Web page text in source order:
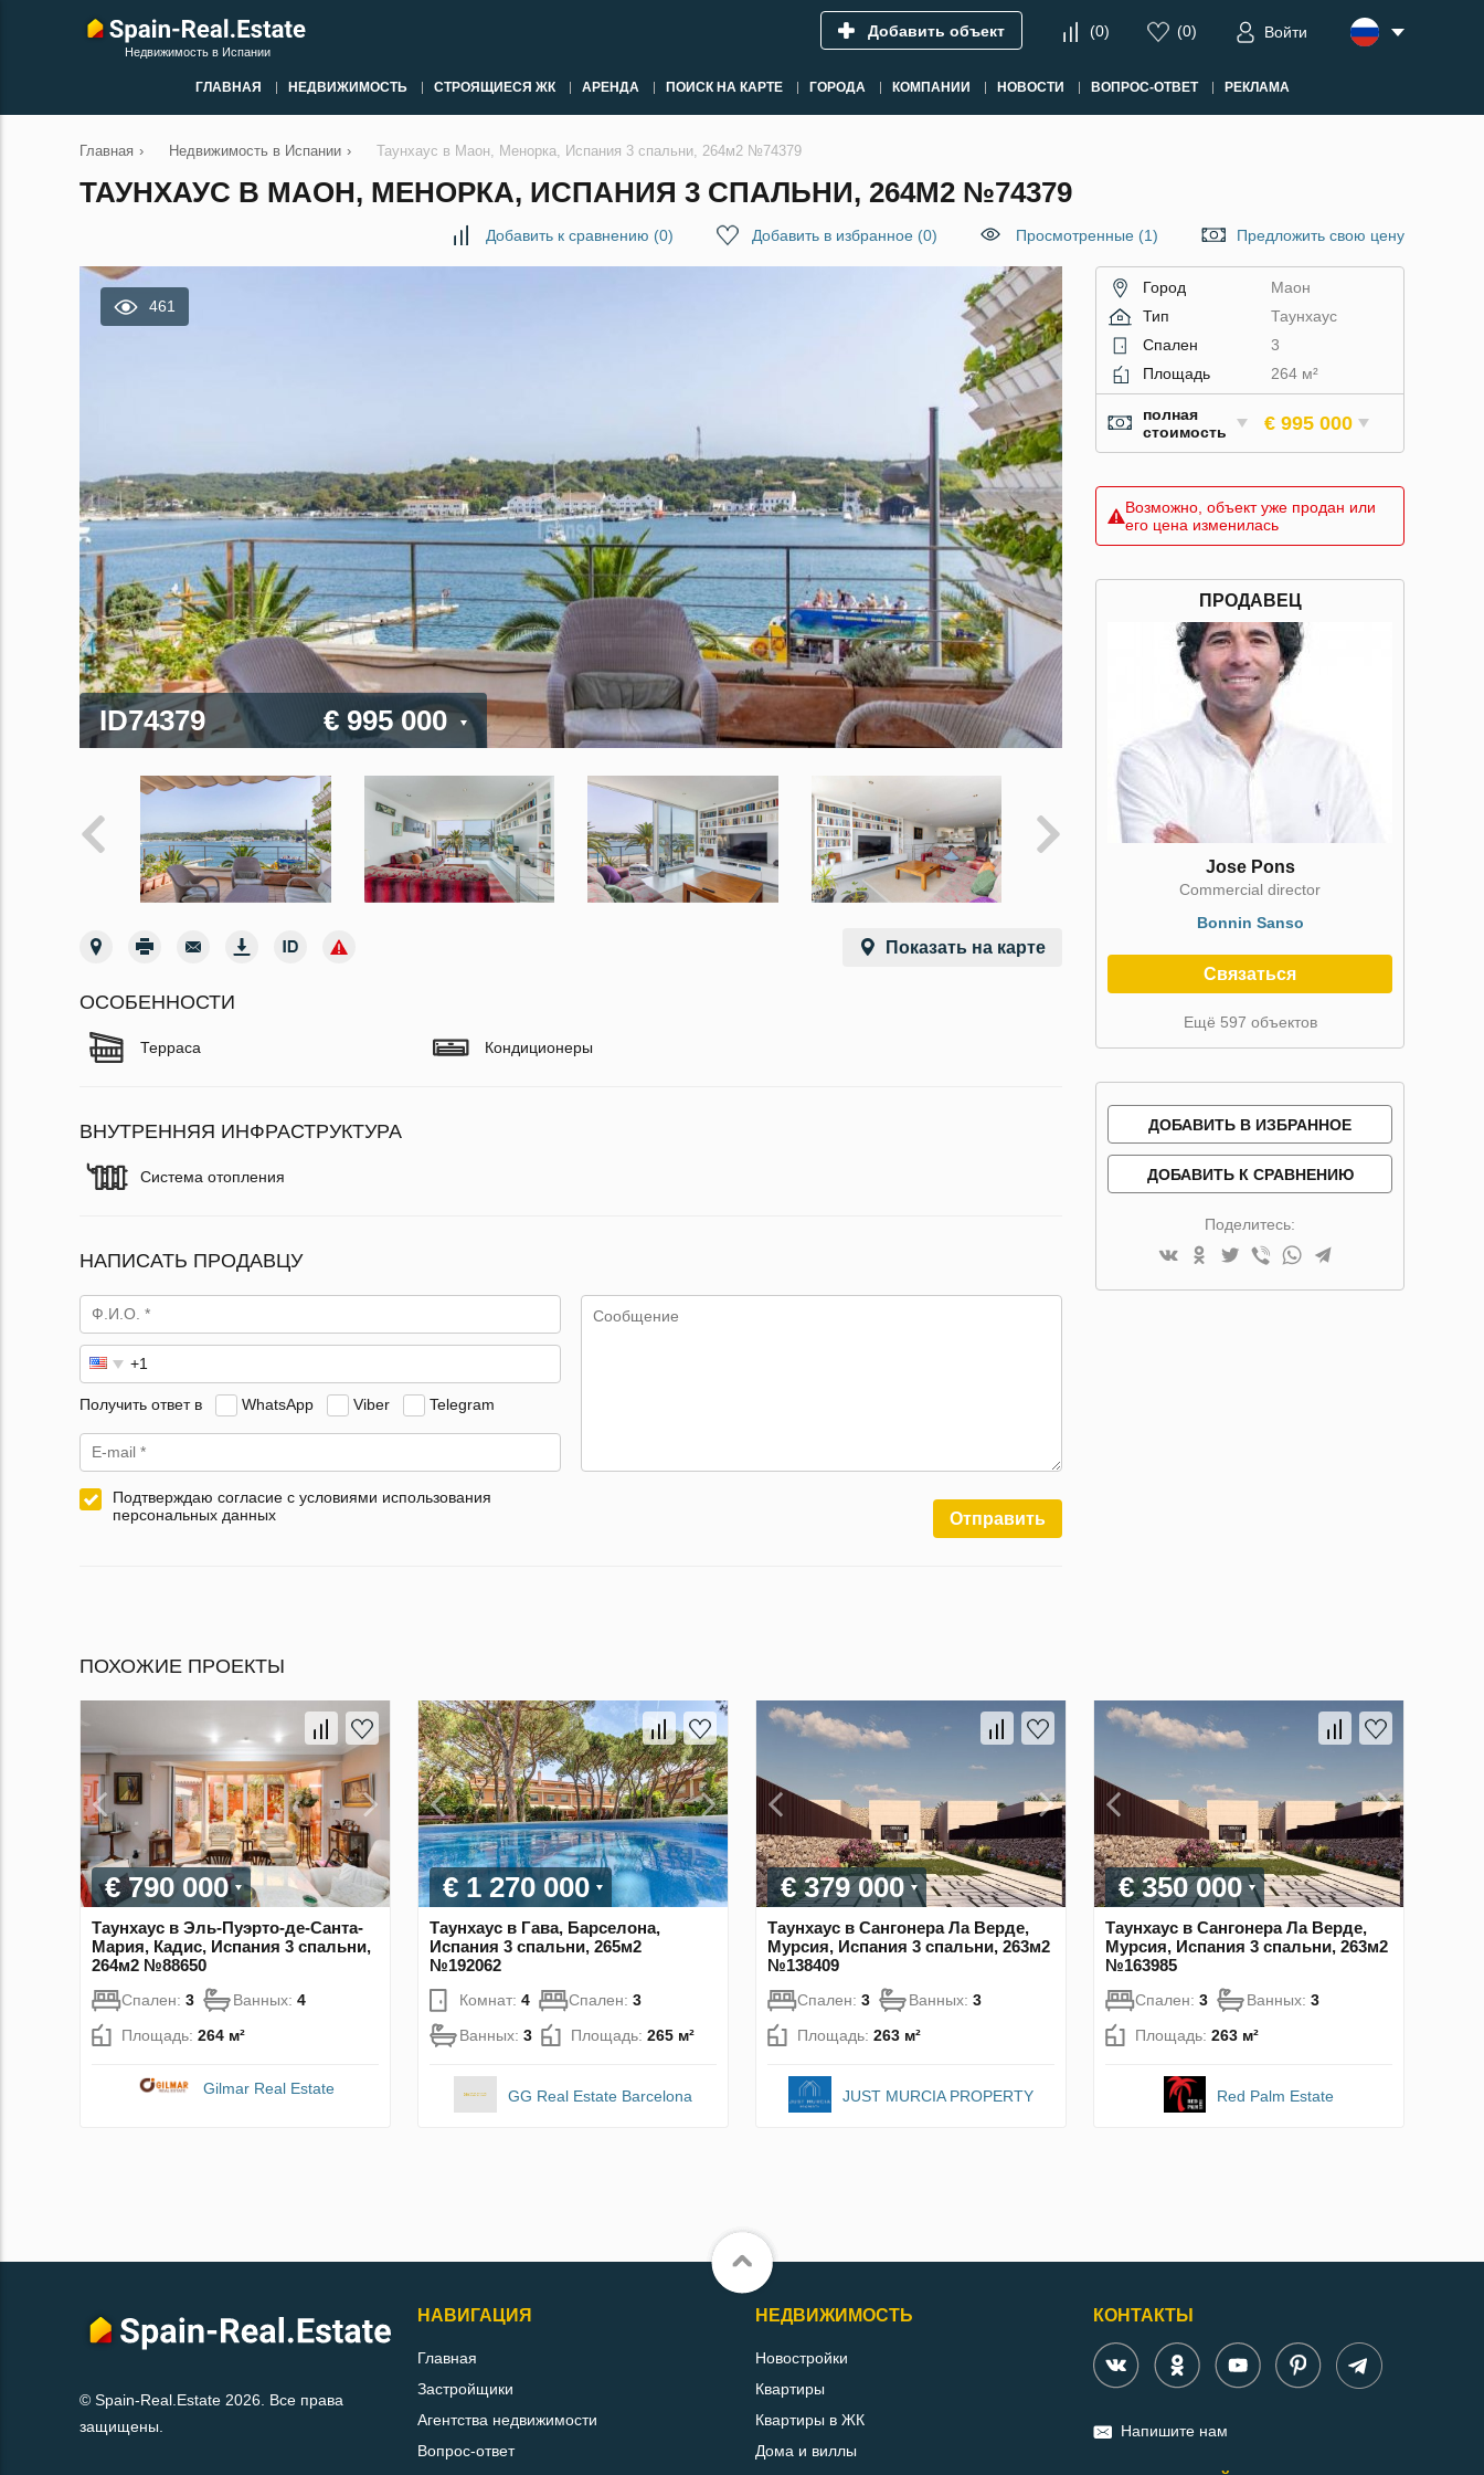
Недвижимость в Испании
Добавить объект (0) (0) Войти
ГЛАВНАЯ НЕДВИЖИМОСТЬ СТРОЯЩИЕСЯ ЖК АРЕНДА ПОИСК НА КАРТЕ ГОРОДА КОМПАНИИ НОВОСТИ ВОПРОС-ОТВЕТ РЕКЛАМА
Главная › Недвижимость в Испании › Таунхаус в Маон, Менорка, Испания 3 спальни, 264м2 №74379
ТАУНХАУС В МАОН, МЕНОРКА, ИСПАНИЯ 3 СПАЛЬНИ, 264М2 №74379
Добавить к сравнению (0) Добавить в избранное (0) Просмотренные (1) Предложить свою цену
461
ID74379 € 995 000
Показать на карте
ОСОБЕННОСТИ
Терраса Кондиционеры
ВНУТРЕННЯЯ ИНФРАСТРУКТУРА
Система отопления
НАПИСАТЬ ПРОДАВЦУ
Получить ответ в WhatsApp Viber Telegram
Подтверждаю согласие с условиями использования
персональных данных
Отправить
Город
Маон
Тип
Таунхаус
Спален
3
Площадь
264 м²
полная
стоимость
€ 995 000
Возможно, объект уже продан или
его цена изменилась
ПРОДАВЕЦ
Jose Pons
Commercial director
Bonnin Sanso
Связаться
Ещё 597 объектов
ДОБАВИТЬ В ИЗБРАННОЕ
ДОБАВИТЬ К СРАВНЕНИЮ
Поделитесь:
ПОХОЖИЕ ПРОЕКТЫ
€ 790 000
Таунхаус в Эль-Пуэрто-де-Санта-
Мария, Кадис, Испания 3 спальни,
264м2 №88650
Спален: 3 Ванных: 4
Площадь: 264 м²
Gilmar Real Estate
€ 1 270 000
Таунхаус в Гава, Барселона,
Испания 3 спальни, 265м2
№192062
Комнат: 4 Спален: 3
Ванных: 3 Площадь: 265 м²
GG Real Estate Barcelona
€ 379 000
Таунхаус в Сангонера Ла Верде,
Мурсия, Испания 3 спальни, 263м2
№138409
Спален: 3 Ванных: 3
Площадь: 263 м²
JUST MURCIA PROPERTY
€ 350 000
Таунхаус в Сангонера Ла Верде,
Мурсия, Испания 3 спальни, 263м2
№163985
Спален: 3 Ванных: 3
Площадь: 263 м²
Red Palm Estate
© Spain-Real.Estate 2026. Все права
защищены.
НАВИГАЦИЯ
Главная
Застройщики
Агентства недвижимости
Вопрос-ответ
НЕДВИЖИМОСТЬ
Новостройки
Квартиры
Квартиры в ЖК
Дома и виллы
КОНТАКТЫ
Напишите нам